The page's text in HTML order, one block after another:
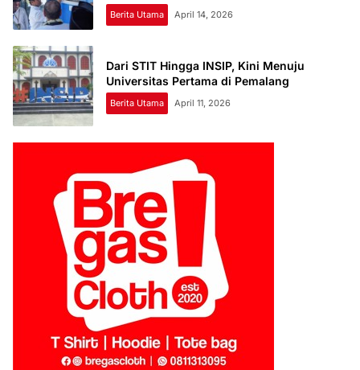
Berita Utama April 14, 2026
Dari STIT Hingga INSIP, Kini Menuju
Universitas Pertama di Pemalang
Berita Utama April 11, 2026